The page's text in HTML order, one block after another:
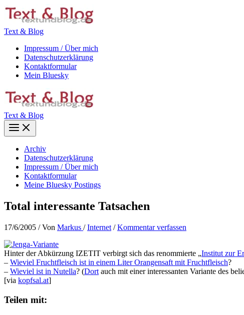
Zum
Inhalt
Text & Blog
Impressum / Über mich
Datenschutzerklärung
Kontaktformular
Mein Bluesky
Text & Blog
Main
Menu
Archiv
Datenschutzerklärung
Impressum / Über mich
Kontaktformular
Meine Bluesky Postings
Total interessante Tatsachen
17/6/2005 / Von Markus /Internet /Kommentar verfassen
Hinter der Abkürzung IZETIT verbirgt sich das renommierte „Institut zur
– Wieviel Fruchtfleisch ist in einem Liter Orangensaft mit Fruchtfleisch?
– Wieviel ist in Nutella? (Dort auch mit einer interessanten Variante des
[via kopfsal.at]
Teilen mit: